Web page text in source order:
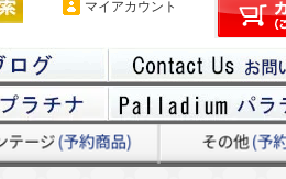
マイアカウント